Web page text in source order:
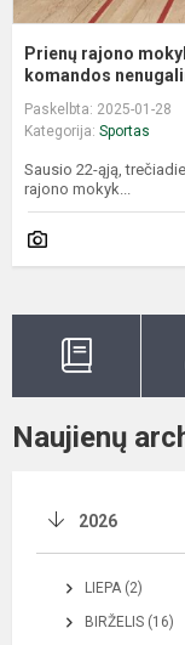
Prienų rajono
komandos
Paskelbta: 2025-01-28
Kategorija: Sportas
Sausio 22-ąją,
rajono mokyk...
Naujienų
2026
LIEPA (2)
BIRŽELIS (16)